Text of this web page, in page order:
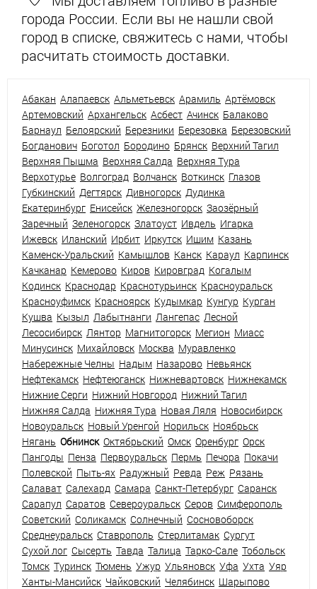
города России. Если вы не нашли свой
город в списке, свяжитесь с нами, чтобы
расчитать стоимость доставки.
Абакан Алапаевск Альметьевск Арамиль Артёмовск
Артемовский Архангельск Асбест Ачинск Балаково
Барнаул Белоярский Березники Березовка Березовский
Богданович Боготол Бородино Брянск Верхний Тагил
Верхняя Пышма Верхняя Салда Верхняя Тура
Верхотурье Волгоград Волчанск Воткинск Глазов
Губкинский Дегтярск Дивногорск Дудинка
Екатеринбург Енисейск Железногорск Заозёрный
Заречный Зеленогорск Златоуст Ивдель Игарка
Ижевск Иланский Ирбит Иркутск Ишим Казань
Каменск-Уральский Камышлов Канск Караул Карпинск
Качканар Кемерово Киров Кировград Когалым
Кодинск Краснодар Краснотурьинск Красноуральск
Красноуфимск Красноярск Кудымкар Кунгур Курган
Кушва Кызыл Лабытнанги Лангепас Лесной
Лесосибирск Лянтор Магнитогорск Мегион Миасс
Минусинск Михайловск Москва Муравленко
Набережные Челны Надым Назарово Невьянск
Нефтекамск Нефтеюганск Нижневартовск Нижнекамск
Нижние Серги Нижний Новгород Нижний Тагил
Нижняя Салда Нижняя Тура Новая Ляля Новосибирск
Новоуральск Новый Уренгой Норильск Ноябрьск
Нягань Обнинск Октябрьский Омск Оренбург Орск
Пангоды Пенза Первоуральск Пермь Печора Покачи
Полевской Пыть-ях Радужный Ревда Реж Рязань
Салават Салехард Самара Санкт-Петербург Саранск
Сарапул Саратов Североуральск Серов Симферополь
Советский Соликамск Солнечный Сосновоборск
Среднеуральск Ставрополь Стерлитамак Сургут
Сухой лог Сысерть Тавда Талица Тарко-Сале Тобольск
Томск Туринск Тюмень Ужур Ульяновск Уфа Ухта Уяр
Ханты-Мансийск Чайковский Челябинск Шарыпово